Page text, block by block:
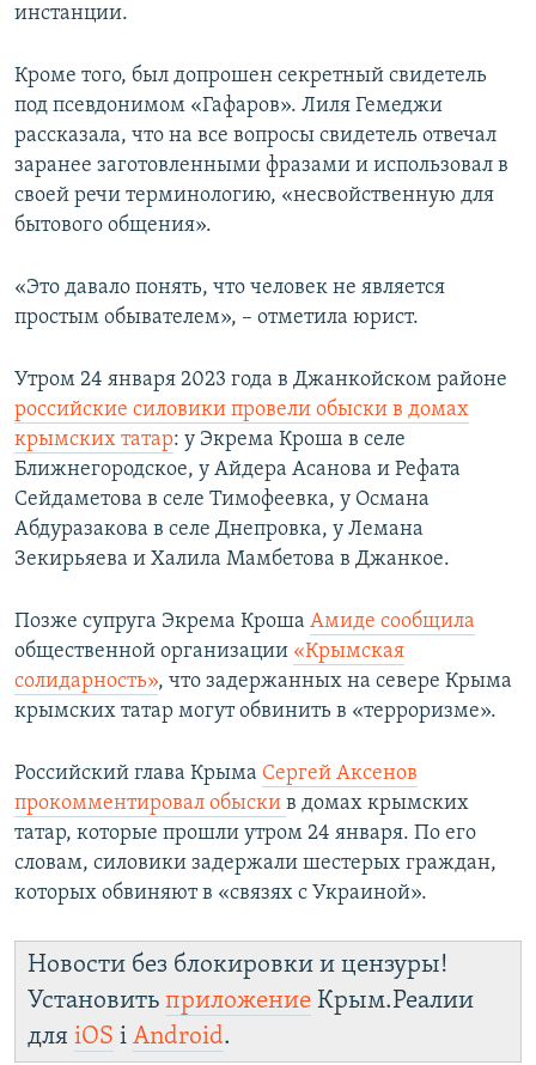
инстанции.
Кроме того, был допрошен секретный свидетель
под псевдонимом «Гафаров». Лиля Гемеджи
рассказала, что на все вопросы свидетель отвечал
заранее заготовленными фразами и использовал в
своей речи терминологию, «несвойственную для
бытового общения».
«Это давало понять, что человек не является
простым обывателем», – отметила юрист.
Утром 24 января 2023 года в Джанкойском районе
российские силовики провели обыски в домах
крымских татар: у Экрема Кроша в селе
Ближнегородское, у Айдера Асанова и Рефата
Сейдаметова в селе Тимофеевка, у Османа
Абдуразакова в селе Днепровка, у Лемана
Зекирьяева и Халила Мамбетова в Джанкое.
Позже супруга Экрема Кроша Амиде сообщила
общественной организации «Крымская
солидарность», что задержанных на севере Крыма
крымских татар могут обвинить в «терроризме».
Российский глава Крыма Сергей Аксенов
прокомментировал обыски в домах крымских
татар, которые прошли утром 24 января. По его
словам, силовики задержали шестерых граждан,
которых обвиняют в «связях с Украиной».
Новости без блокировки и цензуры!
Установить приложение Крым.Реалии
для iOS і Android.